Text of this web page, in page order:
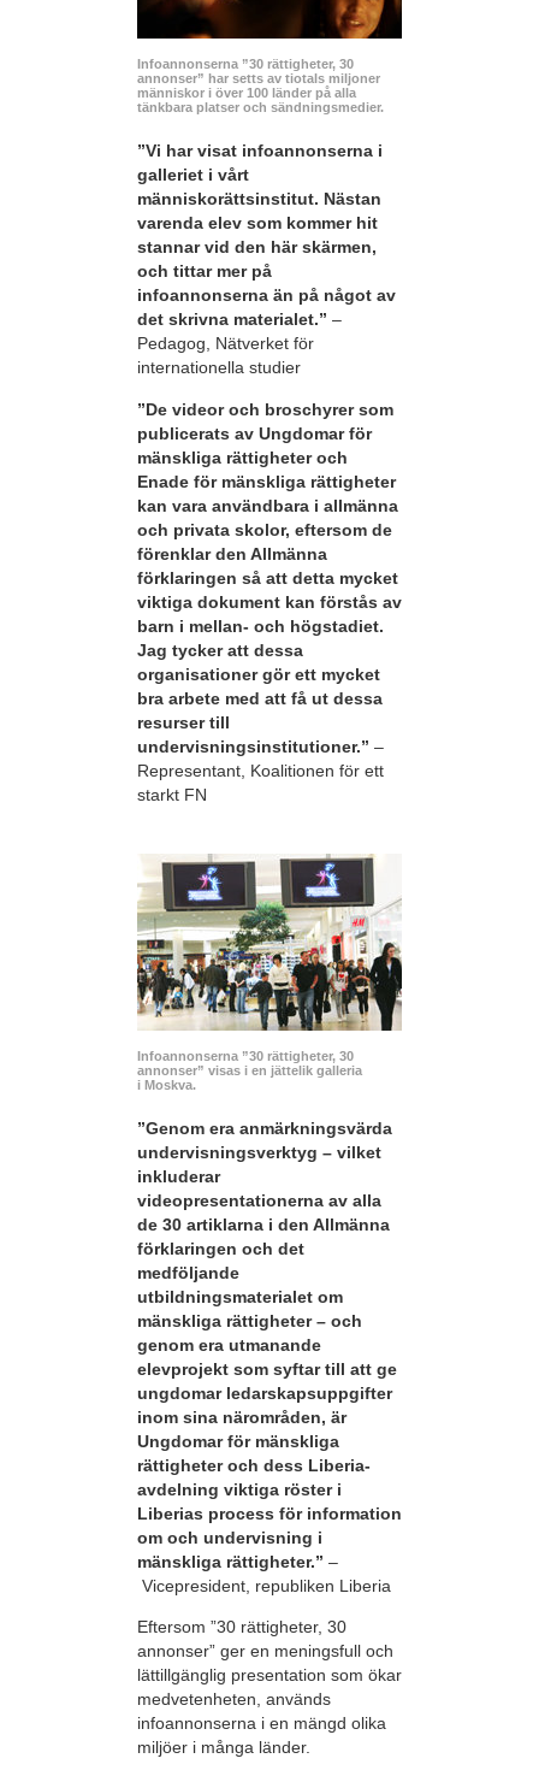
Infoannonserna ”30 rättigheter, 30
annonser” har setts av tiotals miljoner
människor i över 100 länder på alla
tänkbara platser och sändningsmedier.
”Vi har visat infoannonserna i
galleriet i vårt
människorättsinstitut. Nästan
varenda elev som kommer hit
stannar vid den här skärmen,
och tittar mer på
infoannonserna än på något av
det skrivna materialet.” –
Pedagog, Nätverket för
internationella studier
”De videor och broschyrer som
publicerats av Ungdomar för
mänskliga rättigheter och
Enade för mänskliga rättigheter
kan vara användbara i allmänna
och privata skolor, eftersom de
förenklar den Allmänna
förklaringen så att detta mycket
viktiga dokument kan förstås av
barn i mellan- och högstadiet.
Jag tycker att dessa
organisationer gör ett mycket
bra arbete med att få ut dessa
resurser till
undervisningsinstitutioner.” –
Representant, Koalitionen för ett
starkt FN
Infoannonserna ”30 rättigheter, 30
annonser” visas i en jättelik galleria
i Moskva.
”Genom era anmärkningsvärda
undervisningsverktyg – vilket
inkluderar
videopresentationerna av alla
de 30 artiklarna i den Allmänna
förklaringen och det
medföljande
utbildningsmaterialet om
mänskliga rättigheter – och
genom era utmanande
elevprojekt som syftar till att ge
ungdomar ledarskapsuppgifter
inom sina närområden, är
Ungdomar för mänskliga
rättigheter och dess Liberia-
avdelning viktiga röster i
Liberias process för information
om och undervisning i
mänskliga rättigheter.” –
Vicepresident, republiken Liberia
Eftersom ”30 rättigheter, 30
annonser” ger en meningsfull och
lättillgänglig presentation som ökar
medvetenheten, används
infoannonserna i en mängd olika
miljöer i många länder.